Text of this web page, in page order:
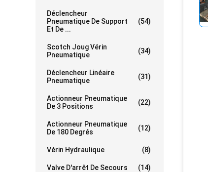
Déclencheur
Pneumatique De Support
Et De ...
(54)
Scotch Joug Vérin
Pneumatique
(34)
Déclencheur Linéaire
Pneumatique
(31)
Actionneur Pneumatique
De 3 Positions
(22)
Actionneur Pneumatique
De 180 Degrés
(12)
Vérin Hydraulique (8)
Valve D'arrêt De Secours (14)